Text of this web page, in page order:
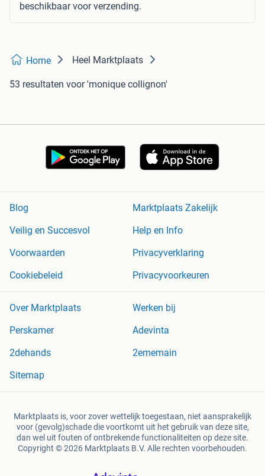
beschikbaar voor verzending.
Home Heel Marktplaats
53 resultaten voor 'monique collignon'
Blog
Marktplaats Zakelijk
Veilig en Succesvol
Help en Info
Voorwaarden
Privacyverklaring
Cookiebeleid
Privacyvoorkeuren
Over Marktplaats
Werken bij
Perskamer
Adevinta
2dehands
2ememain
Sitemap
Marktplaats is, voor zover wettelijk toegestaan, niet aansprakelijk
voor (gevolg)schade die voortkomt uit het gebruik van deze site,
dan wel uit fouten of ontbrekende functionaliteiten op deze site.
Copyright © 2026 Marktplaats B.V. Alle rechten voorbehouden.